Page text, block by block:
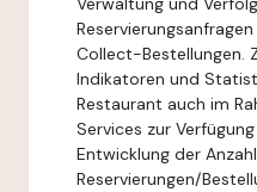
Collect-Bestellungen.
Indikatoren und
Restaurant auch im
Services zur
Entwicklung der
Reservierungen/